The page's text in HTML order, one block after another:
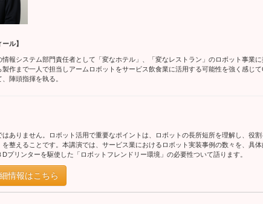
ル】
情報システム部門責任者として「変なホテル」、「変なレストラン」のロボット事業
製作まで一人で担当しアームロボットをサービス飲食業に活用する可能性を強く感じ
陣頭指揮を執る。
はありません。ロボット活用で重要なポイントは、ロボットの長所短所を理解し、役
を整えることです。本講演では、サービス業におけるロボット実装事例の数々を、具
プリンターを駆使した「ロボットフレンドリー環境」の必要性ついて語ります。
情報はこちら